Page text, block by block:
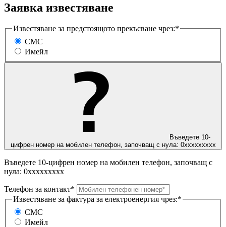
Заявка известяване
Известяване за предстоящото прекъсване чрез:*
СМС
Имейл
Въведете 10-
цифрен номер на мобилен телефон, започващ с нула: 0ххххххххх
Въведете 10-цифрен номер на мобилен телефон, започващ с
нула: 0ххххххххх
Телефон за контакт*
Известяване за фактура за електроенергия чрез:*
СМС
Имейл